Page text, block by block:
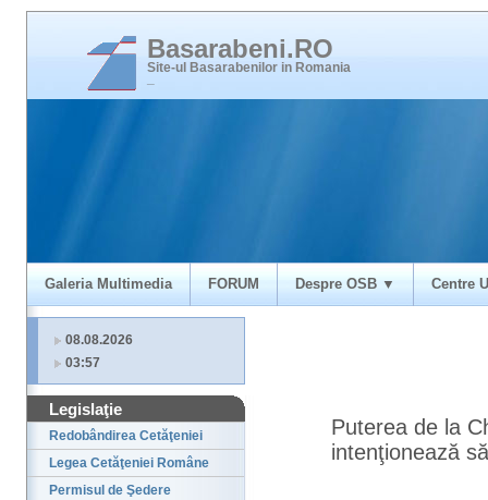
Basarabeni.RO
Site-ul Basarabenilor in Romania
Galeria Multimedia FORUM Despre OSB ▼ Centre
08.08.2026
03:57
Legislaţie
Redobândirea Cetăţeniei
Legea Cetăţeniei Române
Permisul de Şedere
Puterea de la
intenţionează